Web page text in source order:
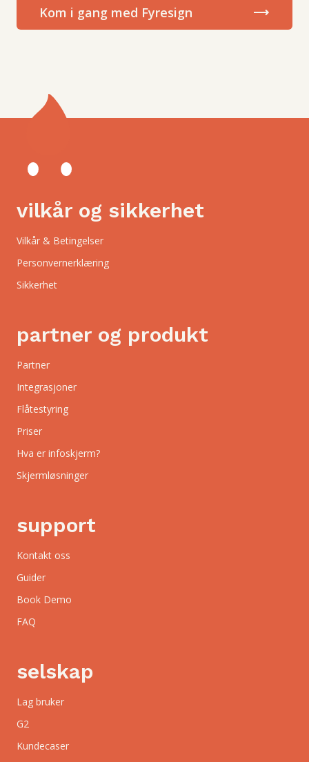
Kom i gang med Fyresign
vilkår og sikkerhet
Vilkår & Betingelser
Personvernerklæring
Sikkerhet
partner og produkt
Partner
Integrasjoner
Flåtestyring
Priser
Hva er infoskjerm?
Skjermløsninger
support
Kontakt oss
Guider
Book Demo
FAQ
selskap
Lag bruker
G2
Kundecaser